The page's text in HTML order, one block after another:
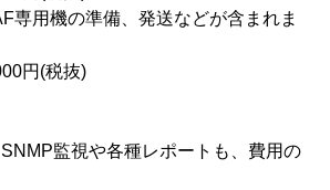
用機の準備、発送などが含まれま
円(税抜)
監視や各種レポートも、費用の